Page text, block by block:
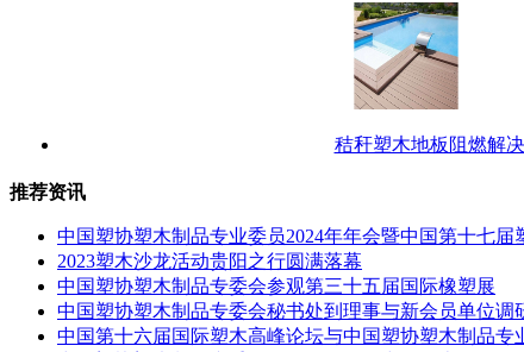
秸秆塑木地板阻燃解决
推荐资讯
中国塑协塑木制品专业委员2024年年会暨中国第十七
2023塑木沙龙活动贵阳之行圆满落幕
中国塑协塑木制品专委会参观第三十五届国际橡塑展
中国塑协塑木制品专委会秘书处到理事与新会员单位调
中国第十六届国际塑木高峰论坛与中国塑协塑木制品